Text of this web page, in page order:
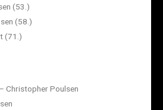
(53.)
(58.)
(71.)
Christopher Poulsen